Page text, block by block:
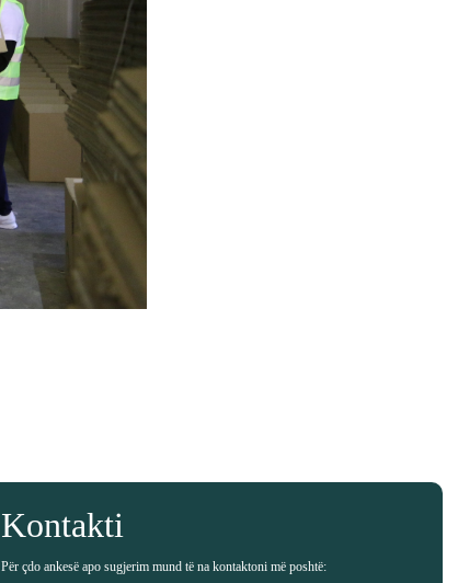
Kontakti
Për çdo ankesë apo sugjerim mund të na kontaktoni më poshtë: